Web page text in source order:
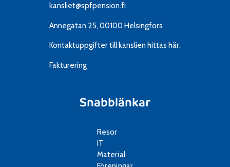
kansliet@spfpension.fi
Annegatan 25, 00100 Helsingfors
Kontaktuppgifter till kanslien hittas här.
Fakturering
Snabblänkar
Resor
IT
Material